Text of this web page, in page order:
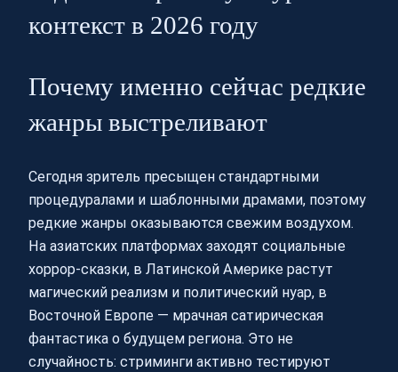
контекст в 2026 году
Почему именно сейчас редкие
жанры выстреливают
Сегодня зритель пресыщен стандартными
процедуралами и шаблонными драмами, поэтому
редкие жанры оказываются свежим воздухом.
На азиатских платформах заходят социальные
хоррор-сказки, в Латинской Америке растут
магический реализм и политический нуар, в
Восточной Европе — мрачная сатирическая
фантастика о будущем региона. Это не
случайность: стриминги активно тестируют